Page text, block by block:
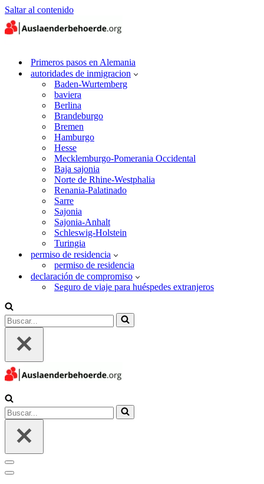
Saltar al contenido
Primeros pasos en Alemania
autoridades de inmigracion
Baden-Wurtemberg
baviera
Berlina
Brandeburgo
Bremen
Hamburgo
Hesse
Mecklemburgo-Pomerania Occidental
Baja sajonia
Norte de Rhine-Westphalia
Renania-Palatinado
Sarre
Sajonia
Sajonia-Anhalt
Schleswig-Holstein
Turingia
permiso de residencia
permiso de residencia
declaración de compromiso
Seguro de viaje para huéspedes extranjeros
Buscar...
Buscar...
Menú
de
Menú